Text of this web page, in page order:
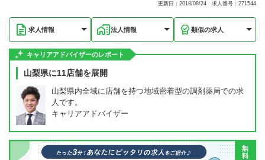
更新日：2018/08/24 求人番号：271544
求人情報 法人情報 類似の求人
キャリアアドバイザーのレポート
山梨県に11店舗を展開
山梨県内全域に店舗を持つ地域密着型の調剤薬局での求
人です。
キャリアアドバイザー